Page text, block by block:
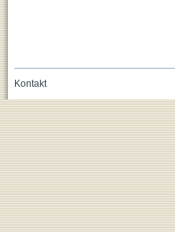
Kontakt